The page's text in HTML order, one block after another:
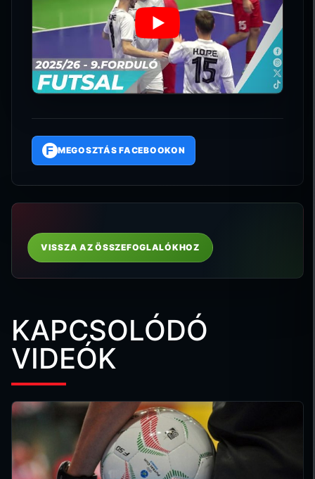
F MEGOSZTÁS FACEBOOKON
VISSZA AZ ÖSSZEFOGLALÓKHOZ
KAPCSOLÓDÓ
VIDEÓK